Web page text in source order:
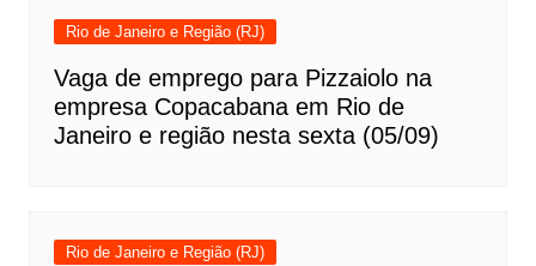
Rio de Janeiro e Região (RJ)
Vaga de emprego para Pizzaiolo na
empresa Copacabana em Rio de
Janeiro e região nesta sexta (05/09)
Rio de Janeiro e Região (RJ)